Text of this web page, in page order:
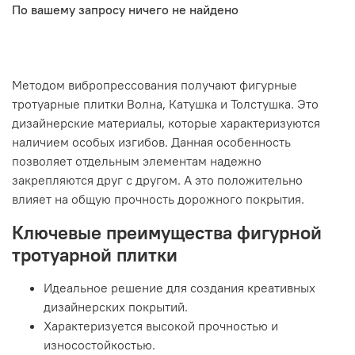
По вашему запросу ничего не найдено
Методом вибропрессования получают фигурные
тротуарные плитки Волна, Катушка и Толстушка. Это
дизайнерские материалы, которые характеризуются
наличием особых изгибов. Данная особенность
позволяет отдельным элементам надежно
закрепляются друг с другом. А это положительно
влияет на общую прочность дорожного покрытия.
Ключевые преимущества фигурной
тротуарной плитки
Идеальное решение для создания креативных
дизайнерских покрытий.
Характеризуется высокой прочностью и
износостойкостью.